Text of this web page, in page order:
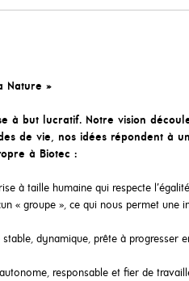
Nature »
à but lucratif. Notre vision
de vie, nos idées répondent à
à Biotec :
à taille humaine qui respecte
« groupe », ce qui nous permet une
dynamique, prête à progresser
responsable et fier de